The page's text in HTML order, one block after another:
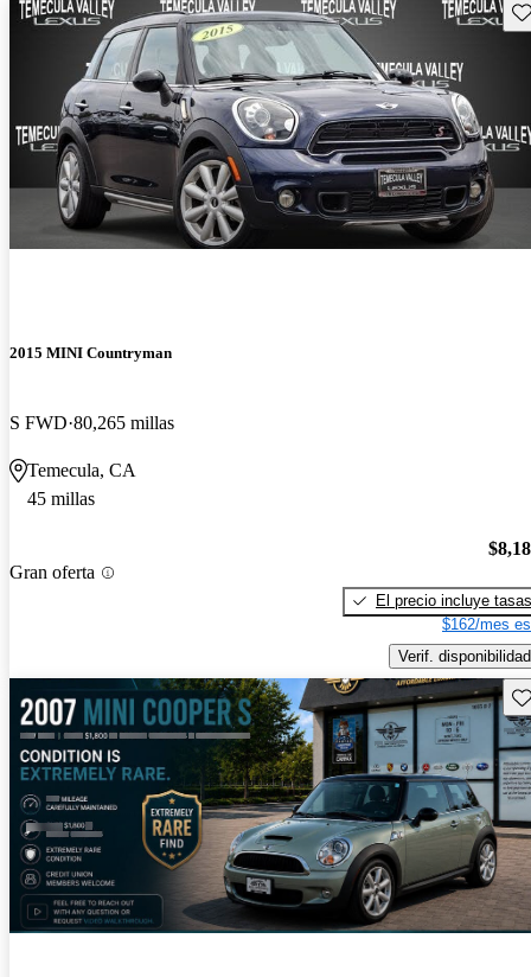
2015 MINI Countryman
S FWD 80,265 millas
Temecula, CA
45 millas
Gran oferta
El precio incluye tasas
$162/mes
Verif. disponibilidad